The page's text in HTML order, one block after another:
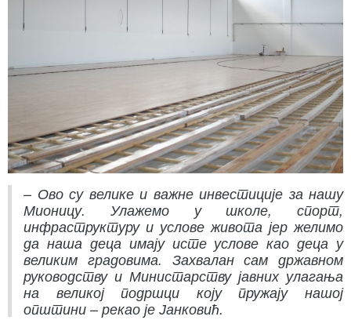
– Ово су велике и важне инвестиције за нашу
Мионицу. Улажемо у школе, спорт,
инфраструктуру и услове живота јер желимо
да наша деца имају исте услове као деца у
великим градовима. Захвалан сам државном
руководству и Министарству јавних улагања
на великој подршци коју пружају нашој
општини – рекао је Јанковић.